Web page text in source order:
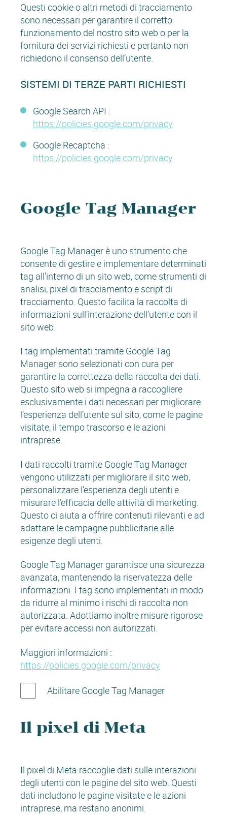
Questi cookie o altri metodi di tracciamento
sono necessari per garantire il corretto
funzionamento del nostro sito web o per la
fornitura dei servizi richiesti e pertanto non
richiedono il consenso dell’utente.
SISTEMI DI TERZE PARTI RICHIESTI
Google Search API :
https://policies.google.com/privacy
Google Recaptcha :
https://policies.google.com/privacy
Google Tag Manager
Google Tag Manager è uno strumento che
consente di gestire e implementare determinati
tag all’interno di un sito web, come strumenti di
analisi, pixel di tracciamento e script di
tracciamento. Questo facilita la raccolta di
informazioni sull’interazione dell’utente con il
sito web.
I tag implementati tramite Google Tag
Manager sono selezionati con cura per
garantire la correttezza della raccolta dei dati.
Questo sito web si impegna a raccogliere
esclusivamente i dati necessari per migliorare
l’esperienza dell’utente sul sito, come le pagine
visitate, il tempo trascorso e le azioni
intraprese.
I dati raccolti tramite Google Tag Manager
vengono utilizzati per migliorare il sito web,
personalizzare l’esperienza degli utenti e
misurare l’efficacia delle attività di marketing.
Questo ci aiuta a offrire contenuti rilevanti e ad
adattare le campagne pubblicitarie alle
esigenze degli utenti.
Google Tag Manager garantisce una sicurezza
avanzata, mantenendo la riservatezza delle
informazioni. I tag sono implementati in modo
da ridurre al minimo i rischi di raccolta non
autorizzata. Adottiamo inoltre misure rigorose
per evitare accessi non autorizzati.
Maggiori informazioni :
https://policies.google.com/privacy
Abilitare Google Tag Manager
Il pixel di Meta
Il pixel di Meta raccoglie dati sulle interazioni
degli utenti con le pagine del sito web. Questi
dati includono le pagine visitate e le azioni
intraprese, ma restano anonimi.